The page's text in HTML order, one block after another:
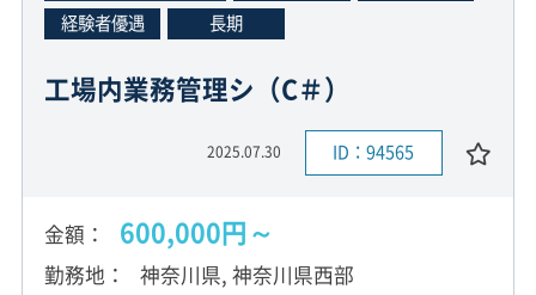
経験者優遇
長期
工場内業務管理シ（C＃）
2025.07.30 ID：94565
金額 600,000円～
勤務地 神奈川県, 神奈川県西部